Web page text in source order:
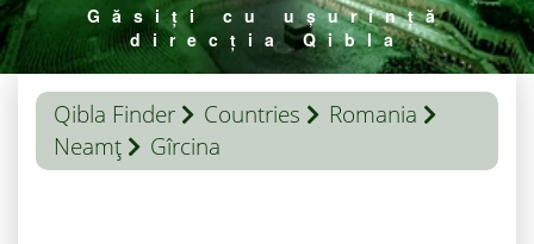
Găsiți cu ușurință
direcția Qibla
Qibla Finder Countries
Romania
Neamţ
Gîrcina